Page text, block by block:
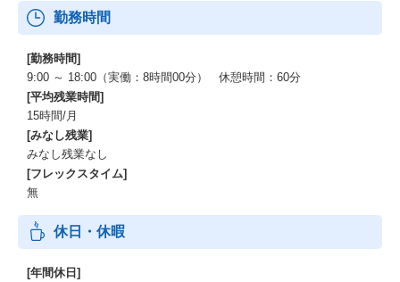
勤務時間
[勤務時間]
9:00 ～ 18:00（実働：8時間00分） 休憩時間：60分
[平均残業時間]
15時間/月
[みなし残業]
みなし残業なし
[フレックスタイム]
無
休日・休暇
[年間休日]